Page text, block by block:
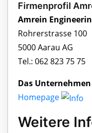
Firmenprofil
Amrein
Rohrerstrasse 100
5000 Aarau AG
Tel.: 062 823 75 75
Das
Homepage
Weitere